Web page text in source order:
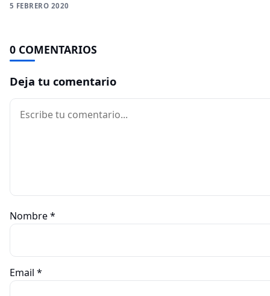
5 FEBRERO 2020
0 COMENTARIOS
Deja tu comentario
Comentario
Nombre*
Email *